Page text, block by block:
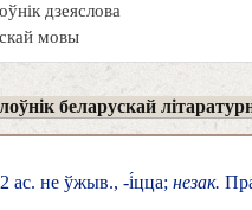
дзеяслова
мовы
беларускай
2 ас. не ўжыв., -і́цца; незак.